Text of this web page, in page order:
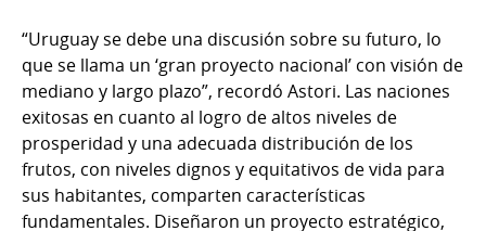
“Uruguay se debe una discusión sobre su futuro, lo
que se llama un ‘gran proyecto nacional’ con visión de
mediano y largo plazo”, recordó Astori. Las naciones
exitosas en cuanto al logro de altos niveles de
prosperidad y una adecuada distribución de los
frutos, con niveles dignos y equitativos de vida para
sus habitantes, comparten características
fundamentales. Diseñaron un proyecto estratégico,